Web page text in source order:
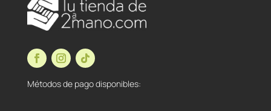
Métodos de pago disponibles: